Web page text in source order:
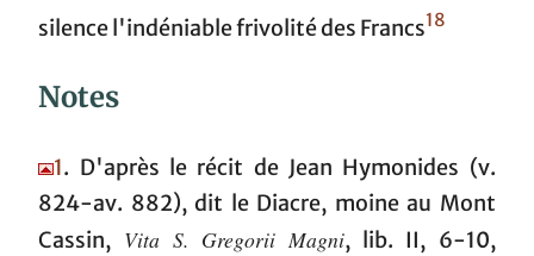
silence l'indéniable frivolité des Francs18
Notes
1. D'après le récit de Jean Hymonides (v.
824-av. 882), dit le Diacre, moine au Mont
Cassin, Vita S. Gregorii Magni, lib. II, 6-10,